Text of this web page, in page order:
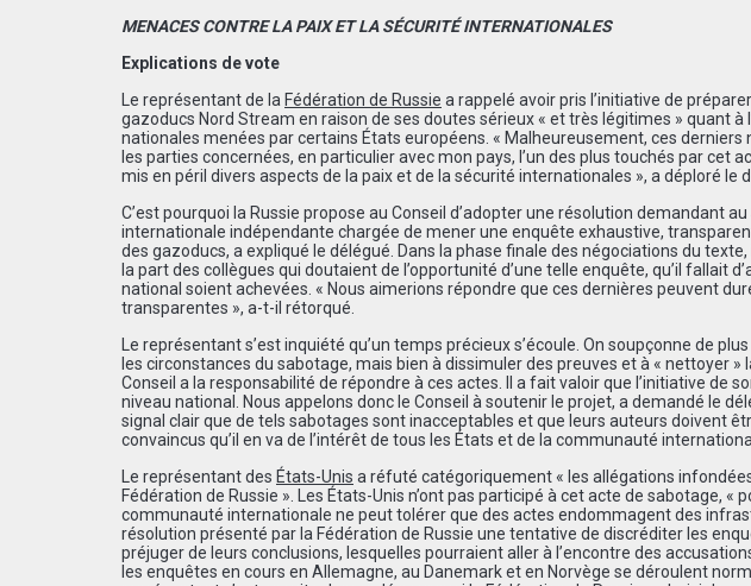
MENACES CONTRE LA PAIX ET LA SÉCURITÉ INTERNATIONALES
Explications de vote
Le représentant de la Fédération de Russie a rappelé avoir pris l’initiative de
gazoducs Nord Stream en raison de ses doutes sérieux « et très l égitimes » quantà
nationales menées par certains États européens. « Malheureusement, ces derniers
les parties concernées, en particulier avec mon pays, l ’un des plus touchés par cet
mis en péril divers aspects de la paix et de la sécurité internationales », a déploré le d
C’est pourquoi la Russie propose au Conseil d’adopter une résolution demandant
internationale indépendante chargée de mener une enquête exhaustive,
des gazoducs, a expliqué le délégué. Dans la phase finale des négociations du
la part des collègues qui doutaient de l’opportunité d’une telle enquête, qu’il fallait
national soient achevées. « Nous aimerions répondre que ces dernières peuvent
transparentes », a-t-il rétorqué.
Le représentant s’est inquiété qu’un temps précieux s’écoule. On soupçonne de
les circonstances du sabotage, mais bien à dissimuler des preuves et à « nettoyer
Conseil a la responsabilité de répondre à ces actes. Il a fait valoir que l’initiative de
niveau national. Nous appelons donc le Conseil à soutenir le projet, a demandé le
signal clair que de tels sabotages sont inacceptables et que leurs auteurs doivent
convaincus qu’il en va de l ’intérêt de tous les États et de la communauté
Le représentant des États-Unis a réfuté catégoriquement « les allégations
Fédération de Russie ». Les États-Unis n’ont pas participé à cet acte de sabotage, «
communauté internationale ne peut tol érer que des actes endommagent des
résolution présenté par la Fédération de Russie une tentative de discréditer les
préjuger de leurs conclusions, lesquelles pourraient aller à l’encontre des
les enquêtes en cours en Allemagne, au Danemark et en Norvège se déroulent